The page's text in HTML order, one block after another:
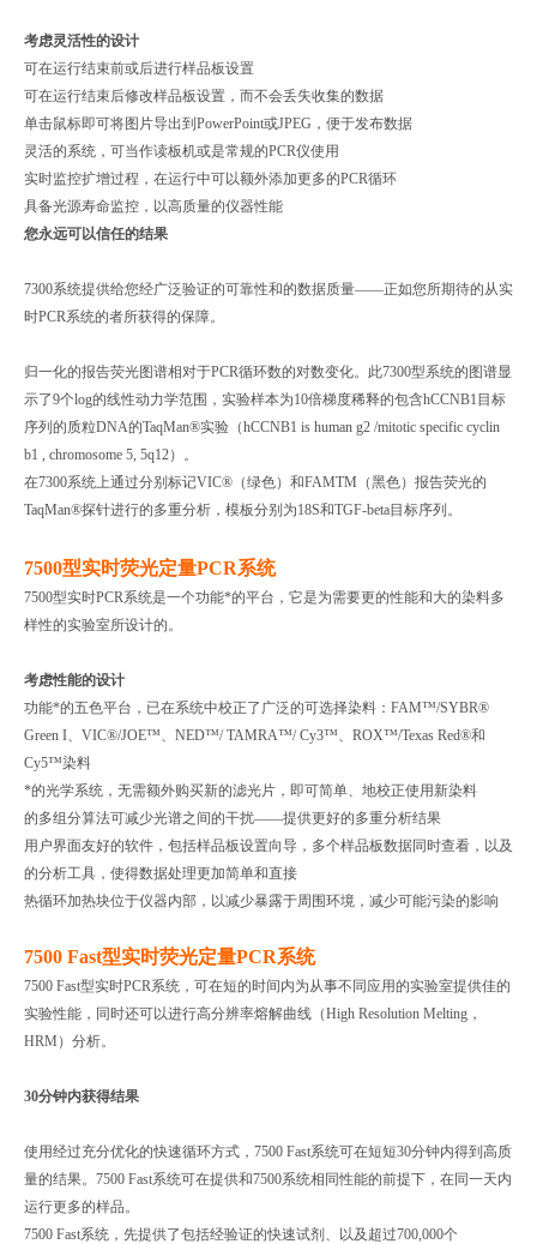
考虑灵活性的设计
可在运行结束前或后进行样品板设置
可在运行结束后修改样品板设置，而不会丢失收集的数据
单击鼠标即可将图片导出到PowerPoint或JPEG，便于发布数据
灵活的系统，可当作读板机或是常规的PCR仪使用
实时监控扩增过程，在运行中可以额外添加更多的PCR循环
具备光源寿命监控，以高质量的仪器性能
您永远可以信任的结果
7300系统提供给您经广泛验证的可靠性和的数据质量——正如您所期待的从实
时PCR系统的者所获得的保障。
归一化的报告荧光图谱相对于PCR循环数的对数变化。此7300型系统的图谱显
示了9个log的线性动力学范围，实验样本为10倍梯度稀释的包含hCCNB1目标
序列的质粒DNA的TaqMan®实验（hCCNB1 is human g2 /mitotic specific cyclin
b1 , chromosome 5, 5q12）。
在7300系统上通过分别标记VIC®（绿色）和FAMTM（黑色）报告荧光的
TaqMan®探针进行的多重分析，模板分别为18S和TGF-beta目标序列。
7500型实时荧光定量PCR系统
7500型实时PCR系统是一个功能*的平台，它是为需要更的性能和大的染料多
样性的实验室所设计的。
考虑性能的设计
功能*的五色平台，已在系统中校正了广泛的可选择染料：FAM™/SYBR®
Green I、VIC®/JOE™、NED™/ TAMRA™/ Cy3™、ROX™/Texas Red®和
Cy5™染料
*的光学系统，无需额外购买新的滤光片，即可简单、地校正使用新染料
的多组分算法可减少光谱之间的干扰——提供更好的多重分析结果
用户界面友好的软件，包括样品板设置向导，多个样品板数据同时查看，以及
的分析工具，使得数据处理更加简单和直接
热循环加热块位于仪器内部，以减少暴露于周围环境，减少可能污染的影响
7500 Fast型实时荧光定量PCR系统
7500 Fast型实时PCR系统，可在短的时间内为从事不同应用的实验室提供佳的
实验性能，同时还可以进行高分辨率熔解曲线（High Resolution Melting，
HRM）分析。
30分钟内获得结果
使用经过充分优化的快速循环方式，7500 Fast系统可在短短30分钟内得到高质
量的结果。7500 Fast系统可在提供和7500系统相同性能的前提下，在同一天内
运行更多的样品。
7500 Fast系统，先提供了包括经验证的快速试剂、以及超过700,000个